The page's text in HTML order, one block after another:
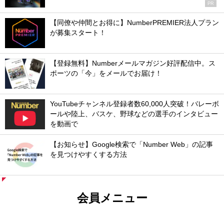
PR
【同僚や仲間とお得に】NumberPREMIER法人プラン
が募集スタート！
【登録無料】Numberメールマガジン好評配信中。ス
ポーツの「今」をメールでお届け！
YouTubeチャンネル登録者数60,000人突破！バレーボ
ールや陸上、バスケ、野球などの選手のインタビュー
を動画で
【お知らせ】Google検索で「Number Web」の記事
を見つけやすくする方法
会員メニュー